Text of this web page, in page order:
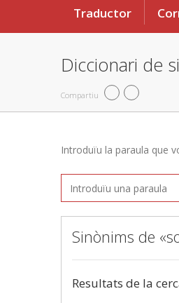
Traductor
Diccionari de
Compartiu
Introduïu la paraula que
Sinònims de
Resultats de la